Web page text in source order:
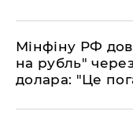
​Мінфіну РФ
на рубль"
долара: "Це